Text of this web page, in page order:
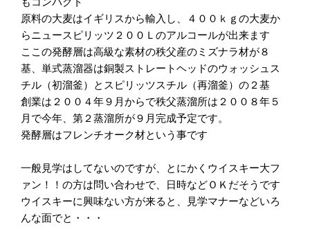
原料の大麦はイギリスから輸入し、４００ｋｇの大麦か
らニュースピリッツ２００Ｌのアルコールが出来ます
ここの発酵層は高級な素材の秩父産のミズナラ材が８
基、単式蒸溜器は銅製ストレートヘッドのウォッシュス
チル（初溜釜）とスピリッツスチル（再溜釜）の２基
創業は２００４年９月からで秩父蒸溜所は２００８年５
月で今年、第２蒸溜所が９月完成予定です。
発酵層はフレンチオーク材という事です
一般見学はしてないのですが、とにかくウイスキー大フ
ァン！！の方は問い合わせで、日時などＯＫだそうです
ウイスキーに興味ない方が来ると、見学マナーなどいろ
んな面でと・・・